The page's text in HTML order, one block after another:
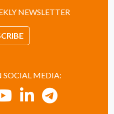
NEWSLETTER
SOCIAL MEDIA: